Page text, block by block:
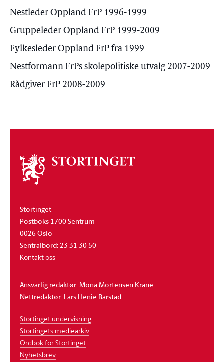
Nestleder Oppland FrP 1996-1999
Gruppeleder Oppland FrP 1999-2009
Fylkesleder Oppland FrP fra 1999
Nestformann FrPs skolepolitiske utvalg 2007-2009
Rådgiver FrP 2008-2009
Om
stortinget
Stortinget
Postboks 1700 Sentrum
0026 Oslo
Sentralbord: 23 31 30 50
Kontakt oss
Ansvarlig redaktør: Mona Mortensen Krane
Nettredaktør: Lars Henie Barstad
Stortinget undervisning
Stortingets mediearkiv
Ordbok for Stortinget
Nyhetsbrev